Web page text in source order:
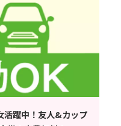
活躍中！友人&カップ